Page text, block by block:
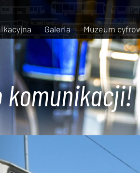
Galeria Muzeum
komunikacji!